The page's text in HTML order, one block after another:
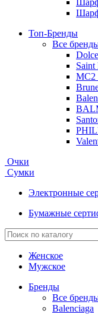
Топ-Бренды
Все
Saint
MC2
Очки
Сумки
Электронные
Бумажные
Женское
Мужское
Бренды
Все
Balenciaga